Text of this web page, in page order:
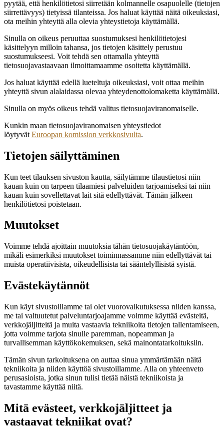
pyytää, että henkilötietosi siirretään kolmannelle osapuolelle (tietojen
siirrettävyys) tietyissä tilanteissa. Jos haluat käyttää näitä oikeuksiasi,
ota meihin yhteyttä alla olevia yhteystietoja käyttämällä.
Sinulla on oikeus peruuttaa suostumuksesi henkilötietojesi
käsittelyyn milloin tahansa, jos tietojen käsittely perustuu
suostumukseesi. Voit tehdä sen ottamalla yhteyttä
tietosuojavastaavaan ilmoittamaamme osoitetta käyttämällä.
Jos haluat käyttää edellä lueteltuja oikeuksiasi, voit ottaa meihin
yhteyttä sivun alalaidassa olevaa yhteydenottolomaketta käyttämällä.
Sinulla on myös oikeus tehdä valitus tietosuojaviranomaiselle.
Kunkin maan tietosuojaviranomaisen yhteystiedot
löytyvät Euroopan komission verkkosivulta.
Tietojen säilyttäminen
Kun teet tilauksen sivuston kautta, säilytämme tilaustietosi niin
kauan kuin on tarpeen tilaamiesi palveluiden tarjoamiseksi tai niin
kauan kuin sovellettavat lait sitä edellyttävät. Tämän jälkeen
henkilötietosi poistetaan.
Muutokset
Voimme tehdä ajoittain muutoksia tähän tietosuojakäytäntöön,
mikäli esimerkiksi muutokset toiminnassamme niin edellyttävät tai
muista operatiivisista, oikeudellisista tai sääntelyllisistä syistä.
Evästekäytännöt
Kun käyt sivustoillamme tai olet vuorovaikutuksessa niiden kanssa,
me tai valtuutetut palveluntarjoajamme voimme käyttää evästeitä,
verkkojäljitteitä ja muita vastaavia tekniikoita tietojen tallentamiseen,
jotta voimme tarjota sinulle paremman, nopeamman ja
turvallisemman käyttökokemuksen, sekä mainontatarkoituksiin.
Tämän sivun tarkoituksena on auttaa sinua ymmärtämään näitä
tekniikoita ja niiden käyttöä sivustoillamme. Alla on yhteenveto
perusasioista, jotka sinun tulisi tietää näistä tekniikoista ja
tavastamme käyttää niitä.
Mitä evästeet, verkkojäljitteet ja
vastaavat tekniikat ovat?